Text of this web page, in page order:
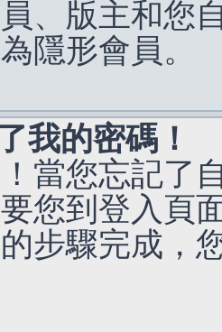
、版主和您
隱形會員。
我的密碼！
當您忘記了
您到登入頁
步驟完成，